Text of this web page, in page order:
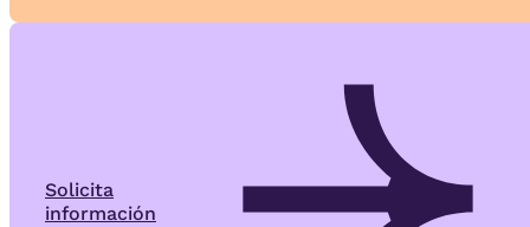
Solicita
información